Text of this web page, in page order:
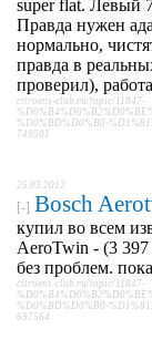
super flat. Левый
Правда нужен
нормально,
правда в
проверил),
citroens-club.ru/topic/11847-
%D0%BD%D0%B0-
749501
25.03.2012
[-] Bosch
купил во всем
AeroTwin - (3 397
без проблем.
citroens-club.ru/topic/11847-
%D0%BD%D0%B0-
697564